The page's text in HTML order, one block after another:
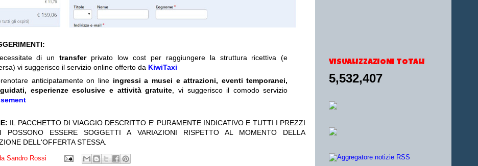
di untransfer privato low cost per raggiungere la struttura ricettiva (e
vi suggerisco il servizio online offerto da KiwiTaxi
anticipatamente on line ingressi a musei e attrazioni, eventi temporanei,
esperienze esclusive e attività gratuite , vi suggerisco il comodo servizio
IL PACCHETTO DI VIAGGIO DESCRITTO E' PURAMENTE INDICATIVO E TUTTI I PREZZI
POSSONO ESSERE SOGGETTI A VARIAZIONI RISPETTO AL MOMENTO DELLA
DELL'OFFERTA STESSA.
Sandro Rossi
VISUALIZZAZIONI TOTALI
5,532,407